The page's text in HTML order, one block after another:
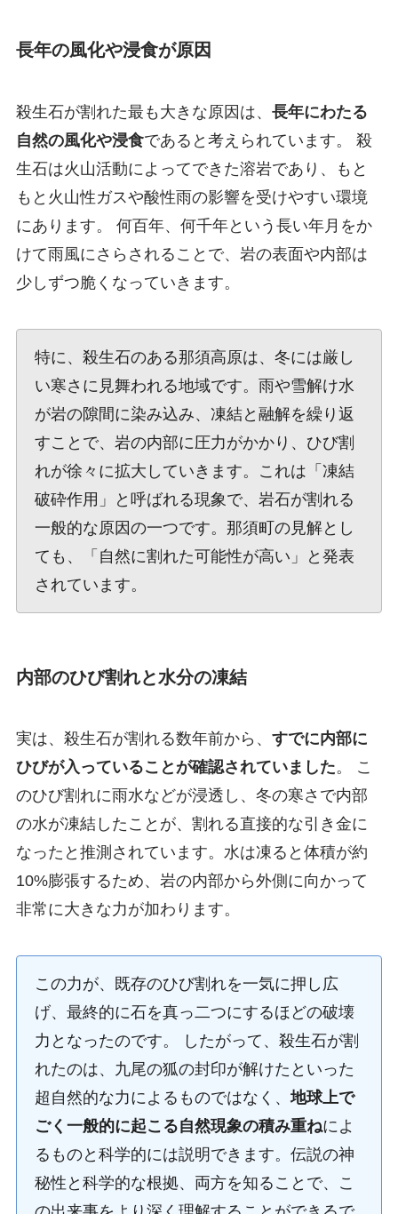
長年の風化や浸食が原因
殺生石が割れた最も大きな原因は、 長年にわたる
自然の風化や浸食であると考えられています。 殺
生石は火山活動によってできた溶岩であり、もと
もと火山性ガスや酸性雨の影響を受けやすい環境
にあります。 何百年、何千年という長い年月をか
けて雨風にさらされることで、岩の表面や内部は
少しずつ脆くなっていきます。
特に、殺生石のある那須高原は、冬には厳し
い寒さに見舞われる地域です。雨や雪解け水
が岩の隙間に染み込み、凍結と融解を繰り返
すことで、岩の内部に圧力がかかり、ひび割
れが徐々に拡大していきます。これは「凍結
破砕作用」と呼ばれる現象で、岩石が割れる
一般的な原因の一つです。那須町の見解とし
ても、「自然に割れた可能性が高い」と発表
されています。
内部のひび割れと水分の凍結
実は、殺生石が割れる数年前から、 すでに内部に
ひびが入っていることが確認されていました。 こ
のひび割れに雨水などが浸透し、冬の寒さで内部
の水が凍結したことが、割れる直接的な引き金に
なったと推測されています。水は凍ると体積が約
10%膨張するため、岩の内部から外側に向かって
非常に大きな力が加わります。
この力が、既存のひび割れを一気に押し広
げ、最終的に石を真っ二つにするほどの破壊
力となったのです。 したがって、殺生石が割
れたのは、九尾の狐の封印が解けたといった
超自然的な力によるものではなく、地球上で
ごく一般的に起こる自然現象の積み重ねによ
るものと科学的には説明できます。伝説の神
秘性と科学的な根拠、両方を知ることで、こ